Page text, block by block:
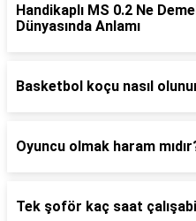
Handikaplı MS 0.2 Ne
Dünyasında Anlamı
Basketbol koçu nasıl
Oyuncu olmak haram
Tek şoför kaç saat